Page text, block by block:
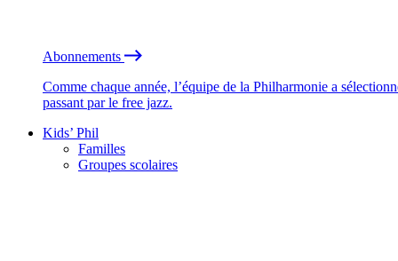
Abonnements
Comme chaque année, l’équipe de la Philharmonie a
passant par le free jazz.
Kids’ Phil
Familles
Groupes scolaires